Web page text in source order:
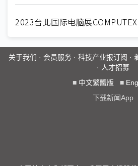
2023台北国际电脑展
关于我们 · 会员服务· 科技产业报订阅 ·
· 人才招募
■ 中文繁體版 ■
下载新闻App